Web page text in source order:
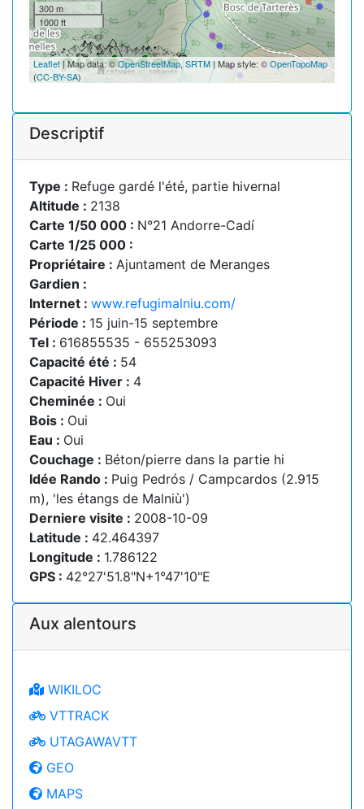
300 m
1000 ft
Leaflet| Map data: ©OpenStreetMap,SRTM | Map style: ©OpenTopoMap
(CC-BY-SA)
Descriptif
Type : Refuge gardé l'été, partie hivernal
Altitude : 2138
Carte 1/50 000 : N°21 Andorre-Cadí
Carte 1/25 000 :
Propriétaire : Ajuntament de Meranges
Gardien :
Internet : www.refugimalniu.com/
Période : 15 juin-15 septembre
Tel : 616855535 - 655253093
Capacité été : 54
Capacité Hiver : 4
Cheminée : Oui
Bois : Oui
Eau : Oui
Couchage : Béton/pierre dans la partie hi
Idée Rando : Puig Pedrós / Campcardos (2.915
m), 'les étangs de Malniù')
Derniere visite : 2008-10-09
Latitude : 42.464397
Longitude : 1.786122
GPS : 42°27'51.8"N+1°47'10"E
Aux alentours
WIKILOC
VTTRACK
UTAGAWAVTT
GEO
MAPS